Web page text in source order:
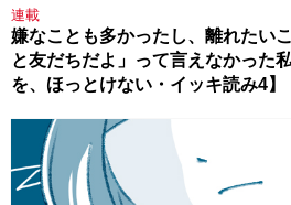
連載
嫌なことも多かったし、離れたい
と友だちだよ」って言えなかった
を、ほっとけない・イッキ読み4】